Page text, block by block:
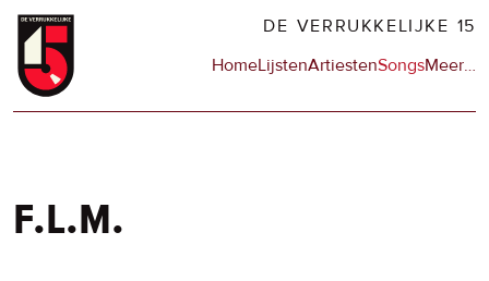
Overslaan
naar
DE VERRUKKELIJKE 15
Hoofdnavigatie
HomeLijstenArtiestenSongsMeerop
…
f.l.m.